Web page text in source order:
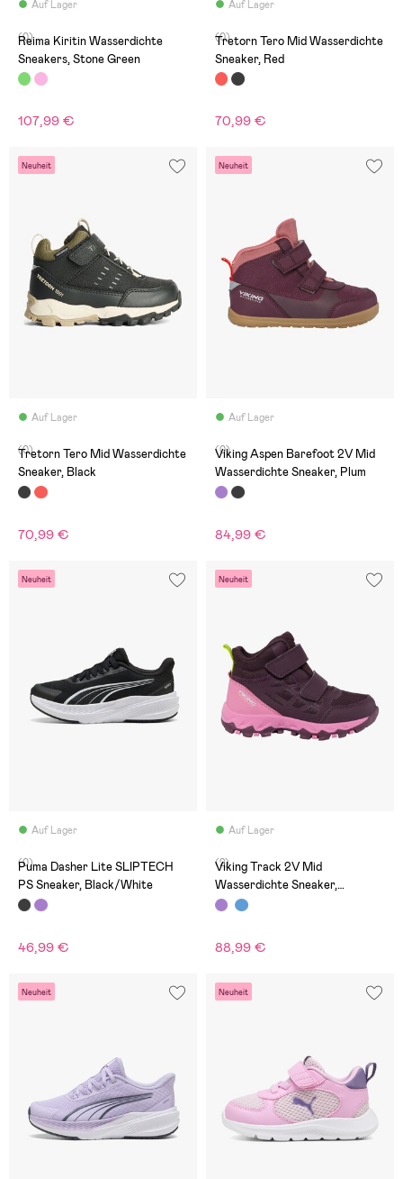
Auf Lager
(0)
Reima Kiritin Wasserdichte
Sneakers, Stone Green
107,99 €
Auf Lager
(0)
Tretorn Tero Mid Wasserdichte
Sneaker, Red
70,99 €
Neuheit
Auf Lager
(0)
Tretorn Tero Mid Wasserdichte
Sneaker, Black
70,99 €
Neuheit
Auf Lager
(0)
Viking Aspen Barefoot 2V Mid
Wasserdichte Sneaker, Plum
84,99 €
Neuheit
Auf Lager
(0)
Puma Dasher Lite SLIPTECH
PS Sneaker, Black/White
46,99 €
Neuheit
Auf Lager
(2)
Viking Track 2V Mid
Wasserdichte Sneaker,
Plum/Multi
88,99 €
Neuheit Neuheit